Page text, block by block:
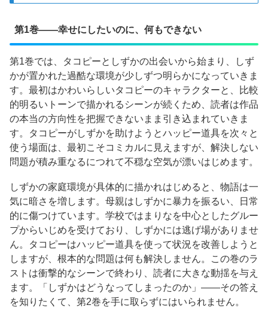
第1巻——幸せにしたいのに、何もできない
第1巻では、タコピーとしずかの出会いから始まり、しず
かが置かれた過酷な環境が少しずつ明らかになっていきま
す。最初はかわいらしいタコピーのキャラクターと、比較
的明るいトーンで描かれるシーンが続くため、読者は作品
の本当の方向性を把握できないまま引き込まれていきま
す。タコピーがしずかを助けようとハッピー道具を次々と
使う場面は、最初こそコミカルに見えますが、解決しない
問題が積み重なるにつれて不穏な空気が漂いはじめます。
しずかの家庭環境が具体的に描かれはじめると、物語は一
気に暗さを増します。母親はしずかに暴力を振るい、日常
的に傷つけています。学校ではまりなを中心としたグルー
プからいじめを受けており、しずかには逃げ場がありませ
ん。タコピーはハッピー道具を使って状況を改善しようと
しますが、根本的な問題は何も解決しません。この巻のラ
ストは衝撃的なシーンで終わり、読者に大きな動揺を与え
ます。「しずかはどうなってしまったのか」——その答え
を知りたくて、第2巻を手に取らずにはいられません。